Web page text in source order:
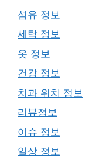
섬유 정보
세탁 정보
옷 정보
건강 정보
치과 위치 정보
리뷰정보
이슈 정보
일상 정보